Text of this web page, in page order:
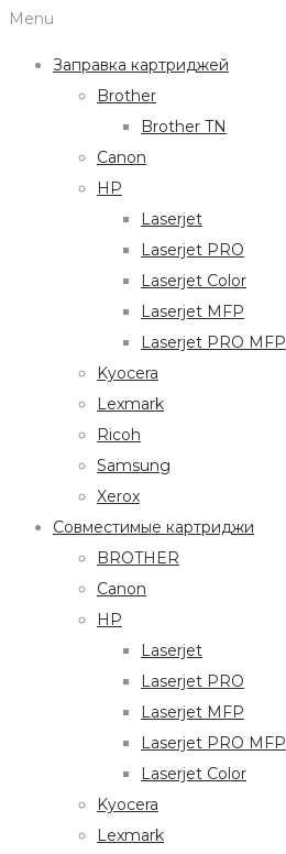
Menu
Заправка картриджей
Brother
Brother TN
Canon
HP
Laserjet
Laserjet PRO
Laserjet Color
Laserjet MFP
Laserjet PRO MFP
Kyocera
Lexmark
Ricoh
Samsung
Xerox
Совместимые картриджи
BROTHER
Canon
HP
Laserjet
Laserjet PRO
Laserjet MFP
Laserjet PRO MFP
Laserjet Color
Kyocera
Lexmark